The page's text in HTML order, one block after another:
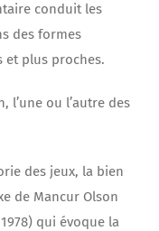
conduit les
des formes
et plus proches.
l’une ou l’autre des
des jeux, la bien
de Mancur Olson
1978) qui évoque la